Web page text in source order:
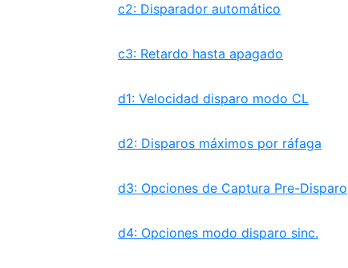
c2: Disparador automático
c3: Retardo hasta apagado
d1: Velocidad disparo modo CL
d2: Disparos máximos por ráfaga
d3: Opciones de Captura Pre-Disparo
d4: Opciones modo disparo sinc.